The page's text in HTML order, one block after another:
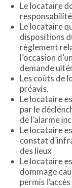
Le locataire
Le locataire
dispositions
règlement
l’occasion
demande
Les coûts de
préavis.
Le locataire
par le
de l’alarme
Le locataire
constat
des lieux
Le locataire
dommage
permis l’accès